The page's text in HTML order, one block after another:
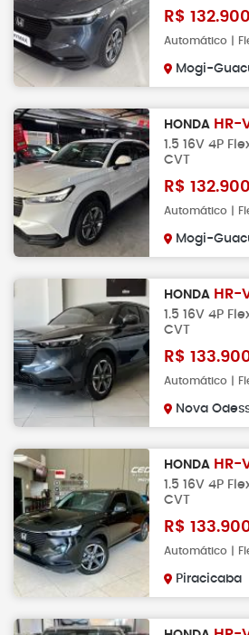
R$ 132.900
Automático |
Mogi-
HONDA HR-
1.5 16V 4P
CVT
R$ 132.900
Automático |
Mogi-
HONDA HR-
1.5 16V 4P
CVT
R$
Automático |
Nova
HONDA HR-
1.5 16V 4P
CVT
R$
Automático |
Piracicaba